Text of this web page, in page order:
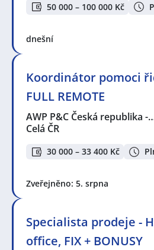
50 000 – 100 000 Kč
dnešní
Koordinátor pomoci
FULL REMOTE
AWP P&C Česká republika -
Celá ČR
30 000 – 33 400 Kč
Zveřejněno: 5. srpna
Specialista prodeje -
office, FIX + BONUSY